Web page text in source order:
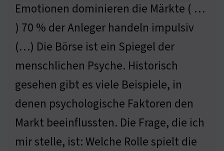
Emotionen dominieren die Märkte ( …
) 70 % der Anleger handeln impulsiv
(…) Die Börse ist ein Spiegel der
menschlichen Psyche. Historisch
gesehen gibt es viele Beispiele, in
denen psychologische Faktoren den
Markt beeinflussten. Die Frage, die ich
mir stelle, ist: Welche Rolle spielt die